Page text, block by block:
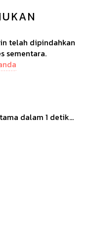
telah dipindahkan
sementara.
dalam 1 detik...